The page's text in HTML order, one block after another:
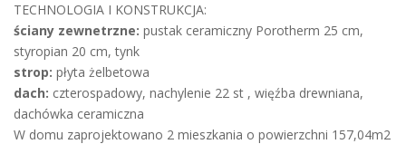
TECHNOLOGIA I KONSTRUKCJA:
ściany zewnetrzne: pustak ceramiczny Porotherm 25 cm,
styropian 20 cm, tynk
strop: płyta żelbetowa
dach: czterospadowy, nachylenie 22 st , więźba drewniana,
dachówka ceramiczna
W domu zaprojektowano 2 mieszkania o powierzchni 157,04m2